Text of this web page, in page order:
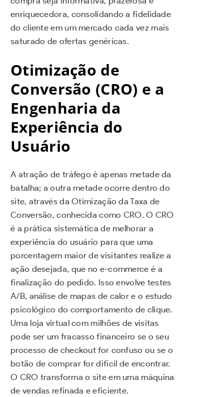
enriquecedora, consolidando a fidelidade
do cliente em um mercado cada vez mais
saturado de ofertas genéricas.
Otimização de
Conversão (CRO) e a
Engenharia da
Experiência do
Usuário
A atração de tráfego é apenas metade da
batalha; a outra metade ocorre dentro do
site, através da Otimização da Taxa de
Conversão, conhecida como CRO. O CRO
é a prática sistemática de melhorar a
experiência do usuário para que uma
porcentagem maior de visitantes realize a
ação desejada, que no e-commerce é a
finalização do pedido. Isso envolve testes
A/B, análise de mapas de calor e o estudo
psicológico do comportamento de clique.
Uma loja virtual com milhões de visitas
pode ser um fracasso financeiro se o seu
processo de checkout for confuso ou se o
botão de comprar for difícil de encontrar.
O CRO transforma o site em uma máquina
de vendas refinada e eficiente.